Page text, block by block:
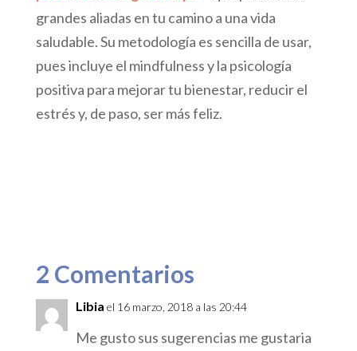
grandes aliadas en tu camino a una vida
saludable. Su metodología es sencilla de usar,
pues incluye el mindfulness y la psicología
positiva para mejorar tu bienestar, reducir el
estrés y, de paso, ser más feliz.
2 Comentarios
Libia el 16 marzo, 2018 a las 20:44
Me gusto sus sugerencias me gustaria